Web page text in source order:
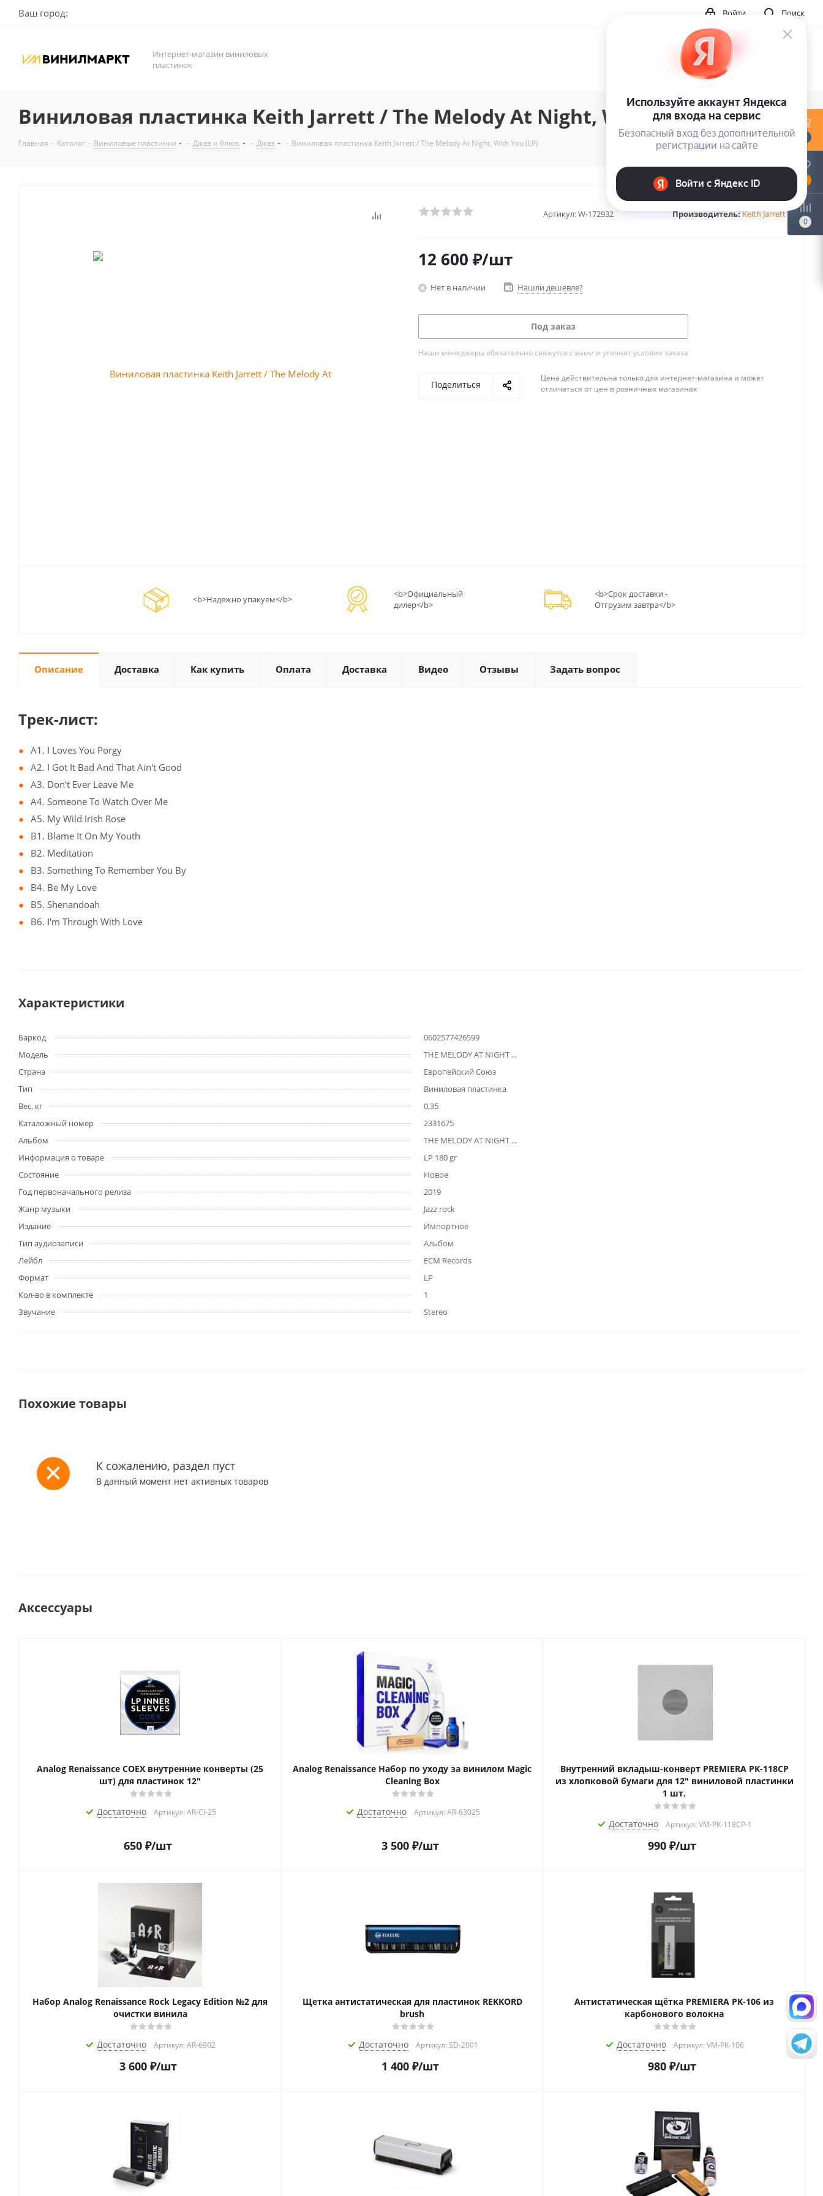
Ваш город: Поиск
Войти
Интернет-магазин виниловых
пластинок
Виниловая пластинка Keith Jarrett / The Melody At Night, With You (LP)
Главная - Каталог - Виниловые пластинки - Джаз и блюз. - Джаз - Виниловая пластинка Keith Jarrett / The Melody At Night, With You (LP)
Артикул:W-172932 Производитель:Keith Jarrett
12 600 ₽/шт
Нет в наличии Нашли дешевле?
Под заказ
Наши менеджеры обязательно свяжутся с вами и уточнят условия заказа
Поделиться
Цена действительна только для интернет-магазина и может
отличаться от цен в розничных магазинах
<b>Надежно упакуем</b>
<b>Официальный
дилер</b>
<b>Срок доставки -
Отгрузим завтра</b>
Описание Доставка Как купить Оплата Доставка Видео Отзывы Задать вопрос
Трек-лист:
A1. I Loves You Porgy
A2. I Got It Bad And That Ain't Good
A3. Don't Ever Leave Me
A4. Someone To Watch Over Me
A5. My Wild Irish Rose
B1. Blame It On My Youth
B2. Meditation
B3. Something To Remember You By
B4. Be My Love
B5. Shenandoah
B6. I'm Through With Love
Характеристики
Баркод
0602577426599
Модель
THE MELODY AT NIGHT ...
Страна
Европейский Союз
Тип
Виниловая пластинка
Вес, кг
0,35
Каталожный номер
2331675
Альбом
THE MELODY AT NIGHT ...
Информация о товаре
LP 180 gr
Состояние
Новое
Год первоначального релиза
2019
Жанр музыки
Jazz rock
Издание
Импортное
Тип аудиозаписи
Альбом
Лейбл
ECM Records
Формат
LP
Кол-во в комплекте
1
Звучание
Stereo
Похожие товары
К сожалению, раздел пуст
В данный момент нет активных товаров
Аксессуары
Analog Renaissance COEX внутренние конверты (25
шт) для пластинок 12"
Достаточно Артикул: AR-CI-25
650 ₽/шт
Analog Renaissance Набор по уходу за винилом Magic
Cleaning Box
Достаточно Артикул: AR-63025
3 500₽/шт
Внутренний вкладыш-конверт PREMIERA PK-118CP
из хлопковой бумаги для 12" виниловой пластинки
1 шт.
Достаточно Артикул: VM-PK-118CP-1
990 ₽/шт
Набор Analog Renaissance Rock Legacy Edition №2 для
очистки винила
Достаточно Артикул: AR-6902
3 600₽/шт
Щетка антистатическая для пластинок REKKORD
brush
Достаточно Артикул: SD-2001
1 400₽/шт
Антистатическая щётка PREMIERA PK-106 из
карбонового волокна
Достаточно Артикул: VM-PK-106
980 ₽/шт
0
0
0